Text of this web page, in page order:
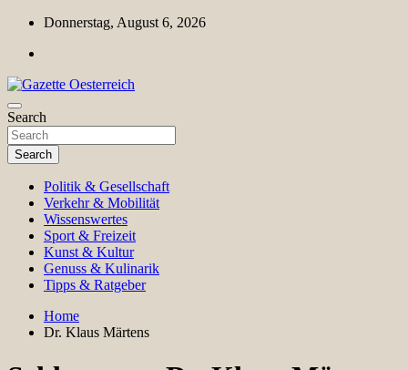
Skip
content
Donnerstag, August 6, 2026
Gazette Oesterreich
Magazin für Freizeit, Politik, Kultur & Wissenschaft
Search
Search
Politik & Gesellschaft
Verkehr & Mobilität
Wissenswertes
Sport & Freizeit
Kunst & Kultur
Genuss & Kulinarik
Tipps & Ratgeber
Home
Dr. Klaus Märtens